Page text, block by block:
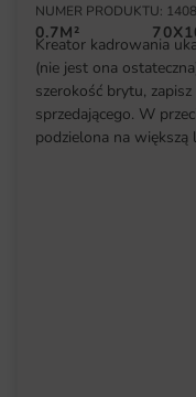
NUMER PRODUKTU:
0.7M²
Kreator kadrowania
(nie jest ona
szerokość brytu,
sprzedającego. W
podzielona na